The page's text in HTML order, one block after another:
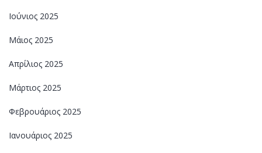
Ιούνιος 2025
Μάιος 2025
Απρίλιος 2025
Μάρτιος 2025
Φεβρουάριος 2025
Ιανουάριος 2025